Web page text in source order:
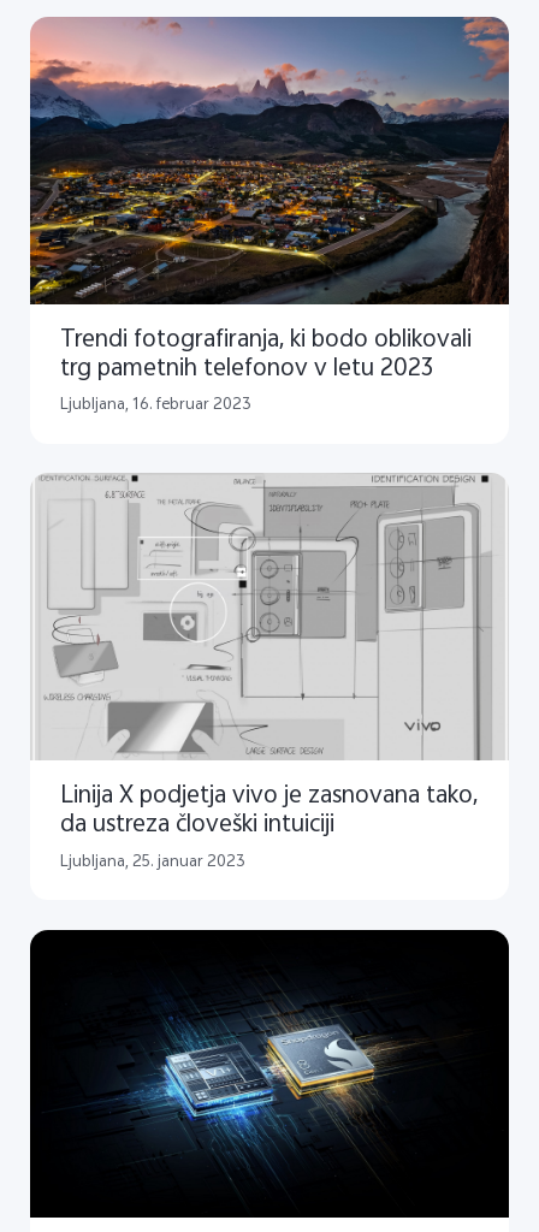
Trendi fotografiranja, ki bodo oblikovali
trg pametnih telefonov v letu 2023
Ljubljana, 16. februar 2023
Linija X podjetja vivo je zasnovana tako,
da ustreza človeški intuiciji
Ljubljana, 25. januar 2023